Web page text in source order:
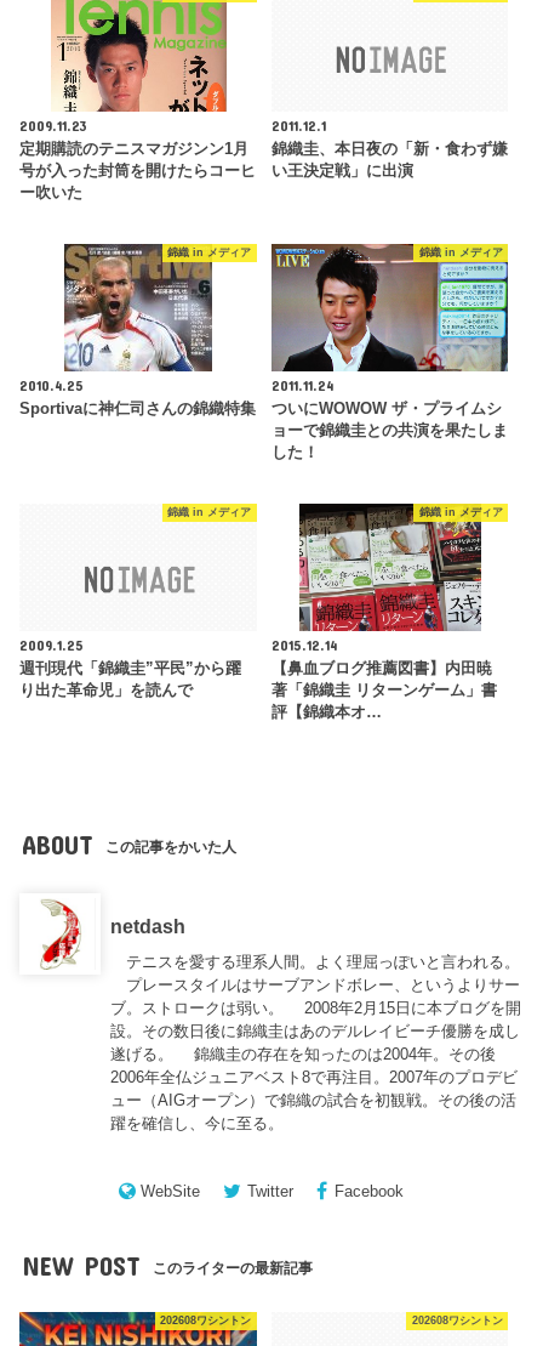
2009.11.23
定期購読のテニスマガジンン1月
号が入った封筒を開けたらコーヒ
ー吹いた
2011.12.1
錦織圭、本日夜の「新・食わず嫌
い王決定戦」に出演
錦織 in メディア
2010.4.25
Sportivaに神仁司さんの錦織特集
錦織 in メディア
2011.11.24
ついにWOWOW ザ・プライムシ
ョーで錦織圭との共演を果たしま
した！
錦織 in メディア
2009.1.25
週刊現代「錦織圭”平民”から躍
り出た革命児」を読んで
錦織 in メディア
2015.12.14
【鼻血ブログ推薦図書】内田暁
著「錦織圭 リターンゲーム」書
評【錦織本オ…
ABOUT この記事をかいた人
netdash
テニスを愛する理系人間。よく理屈っぽいと言われる。
プレースタイルはサーブアンドボレー、というよりサー
ブ。ストロークは弱い。 2008年2月15日に本ブログを開
設。その数日後に錦織圭はあのデルレイビーチ優勝を成し
遂げる。 錦織圭の存在を知ったのは2004年。その後
2006年全仏ジュニアベスト8で再注目。2007年のプロデビ
ュー（AIGオープン）で錦織の試合を初観戦。その後の活
躍を確信し、今に至る。
WebSite Twitter Facebook
NEW POST このライターの最新記事
202608ワシントン 202608ワシントン